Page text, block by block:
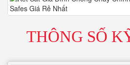
THÔNG SỐ